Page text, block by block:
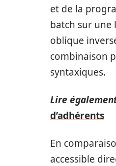
et de la
batch sur une
oblique
combinaison
syntaxiques.
Lire
d’adhérents
En
accessible